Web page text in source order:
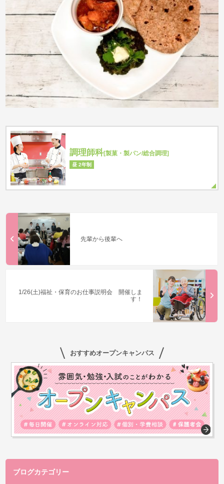
調理師科[製菓・製パン/総合調理]
昼 2年制
先輩から後輩へ
1/26(土)福祉・保育のお仕事説明会 開催しま
す！
おすすめオープンキャンパス
ブログカテゴリー